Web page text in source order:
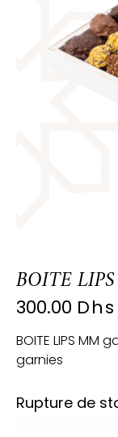
BOITE
300.00 Dhs
BOITE LIPS
garnies
Rupture de